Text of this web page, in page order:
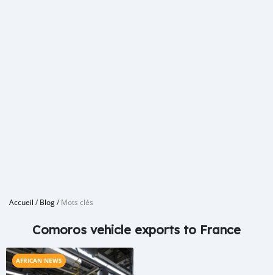
Accueil /Blog/Mots clés
Comoros vehicle exports to France
AFRICAN NEWS